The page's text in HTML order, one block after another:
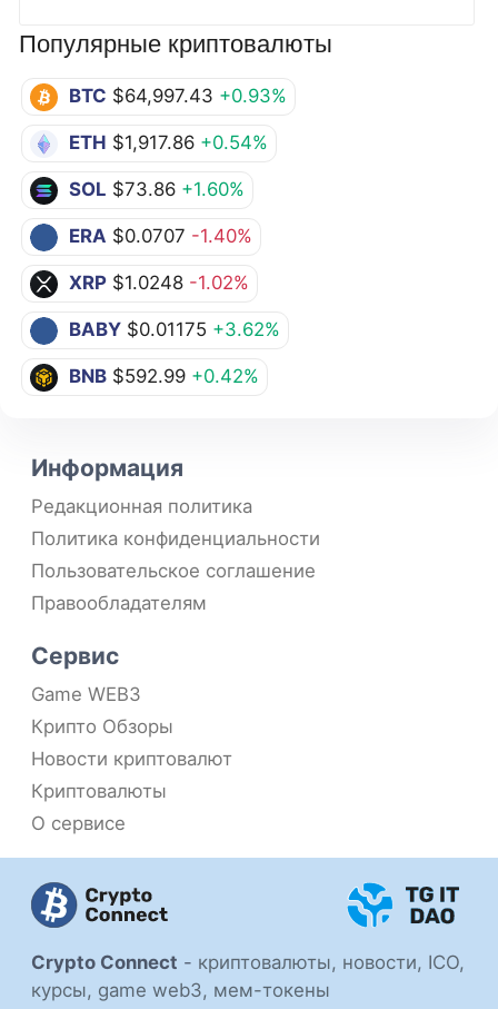
Популярные криптовалюты
BTC $64,997.43 +0.93%
ETH $1,917.86 +0.54%
SOL $73.86 +1.60%
ERA $0.0707 -1.40%
XRP $1.0248 -1.02%
BABY $0.01175 +3.62%
BNB $592.99 +0.42%
Crypto Connect - криптовалюты, новости, ICO,
курсы, game web3, мем-токены
Информация
Редакционная политика
Политика конфиденциальности
Пользовательское соглашение
Правообладателям
Сервис
Game WEB3
Крипто Обзоры
Новости криптовалют
Криптовалюты
О сервисе